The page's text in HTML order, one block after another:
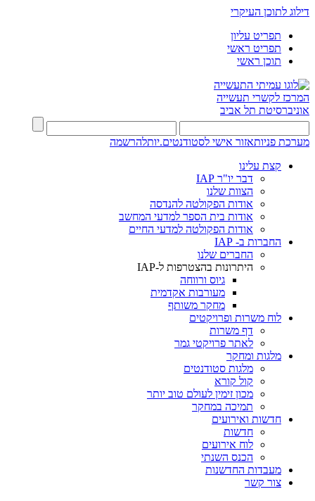
דילוג לתוכן העיקרי
תפריט עליון
תפריט ראשי
תוכן ראשי
המרכז לקשרי תעשייה
אוניברסיטת תל אביב
מערכת פניותאזור אישי לסטודנטים.יותלהרשמה
קצת עלינו
דבר יו"ר IAP
הצוות שלנו
אודות הפקולטה להנדסה
אודות בית הספר למדעי המחשב
אודות הפקולטה למדעי החיים
החברות ב- IAP
החברים שלנו
היתרונות בהצטרפות ל-IAP
גיוס ורווחה
מעורבות אקדמית
מחקר משותף
לוח משרות ופרויקטים
דף משרות
לאתר פרויקטי גמר
מלגות ומחקר
מלגות סטודנטים
קול קורא
מכון זימין לעולם טוב יותר
תמיכה במחקר
חדשות ואירועים
חדשות
לוח אירועים
הכנס השנתי
מעבדות החדשנות
צור קשר